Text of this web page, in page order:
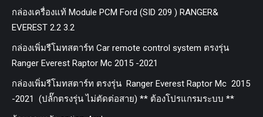
กล่องเครื่องแท้ Module PCM Ford (SID 209 ) RANGER&
EVEREST 2.2 3.2
กล่องเพิ่มรีโมทสตาร์ท Car remote control system ตรงรุ่น
Ranger Everest Raptor Mc 2015 -2021
กล่องเพิ่มรีโมทสตาร์ท ตรงรุ่น Ranger Everest Raptor Mc 2015
-2021 (ปลั๊กตรงรุ่น ไม่ตัดต่อสาย) ** ต้องโปรแกรมระบบ **